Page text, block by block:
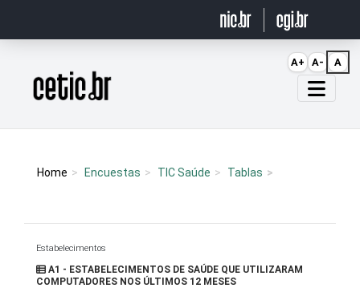
Página inicial
Home Encuestas TIC Saúde Tablas
Estabelecimentos
A1 - ESTABELECIMENTOS DE SAÚDE QUE UTILIZARAM
COMPUTADORES NOS ÚLTIMOS 12 MESES
A+ A- A